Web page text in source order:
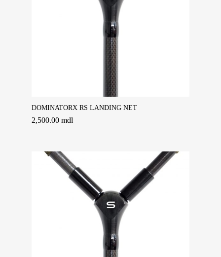
Adaugă În Coș
DOMINATORX RS LANDING NET
2,500.00 mdl